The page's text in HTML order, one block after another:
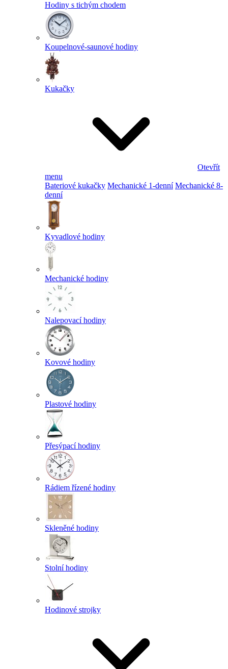
Hodiny s tichým chodem
Koupelnové-saunové hodiny
Kukačky
Otevřít
menu
Bateriové kukačky Mechanické 1-denní Mechanické 8-
denní
Kyvadlové hodiny
Mechanické hodiny
Nalepovací hodiny
Kovové hodiny
Plastové hodiny
Přesýpací hodiny
Rádiem řízené hodiny
Skleněné hodiny
Stolní hodiny
Hodinové strojky